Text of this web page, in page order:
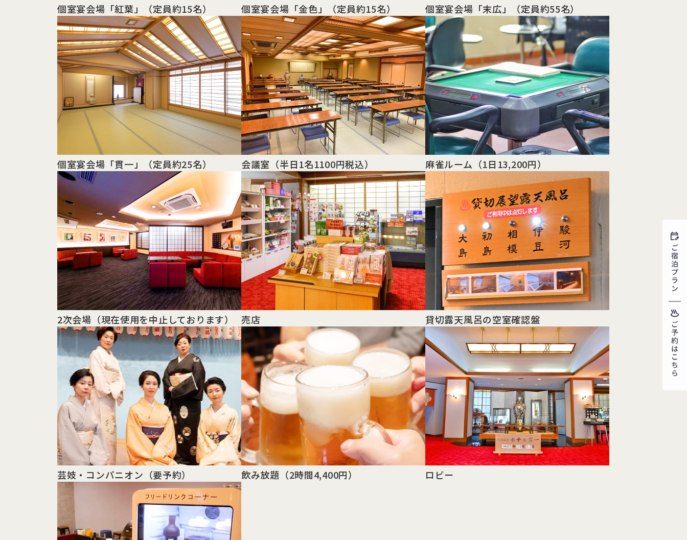
個室宴会場「紅葉」 （定員約15名） 個室宴会場「金色」 （定員約15名） 個室宴会場「末広」 （定員約55名）
個室宴会場「貫一」 （定員約25名） 会議室 （半日1名1100円税込） 麻雀ルーム （1日13,200円）
2次会場 （現在使用を中止しております） 売店 貸切露天風呂の空室確認盤
芸妓・ コンパニオン （要予約） 飲み放題 （2時間4,400円） ロビー